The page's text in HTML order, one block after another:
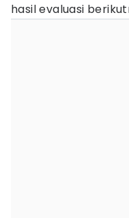
hasil evaluasi